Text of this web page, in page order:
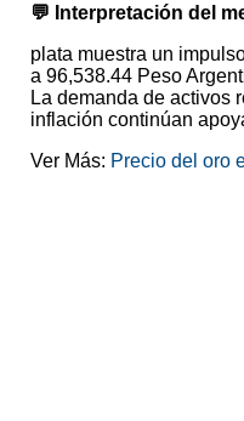
💬 Interpretación del
plata muestra un
a 96,538.44 Peso
La demanda de activos
inflación continúan
Ver Más: Precio del oro